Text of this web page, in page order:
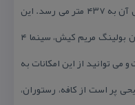
متخصصان ایرانی ساخته شده است و طول آن به ۴۳۷ متر می رسد. این
اسكله تفریحی به مراكز تفریحی دیگر چون بولینگ مریم كیش، سینما ۴
توانید از این امكانات به
پر است از كافه، رستوران،